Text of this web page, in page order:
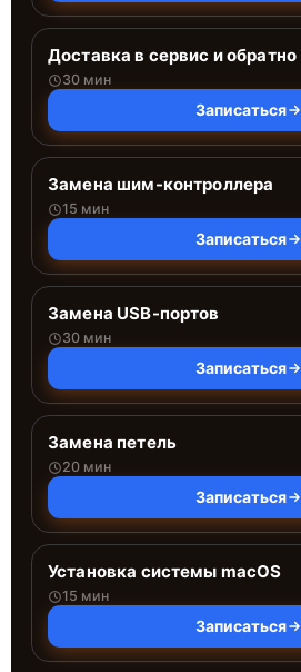
Доставка в сервис и обратно
30 мин
Записаться
Замена шим-контроллера
15 мин
Записаться
Замена USB-портов
30 мин
Записаться
Замена петель
20 мин
Записаться
Установка системы macOS
15 мин
Записаться